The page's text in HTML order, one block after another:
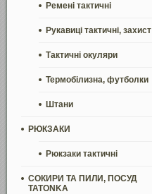
Ремені тактичні
Рукавиці тактичні, захист
Тактичні окуляри
Термобілизна, футболки
Штани
РЮКЗАКИ
Рюкзаки тактичні
СОКИРИ ТА ПИЛИ, ПОСУД
TATONKA